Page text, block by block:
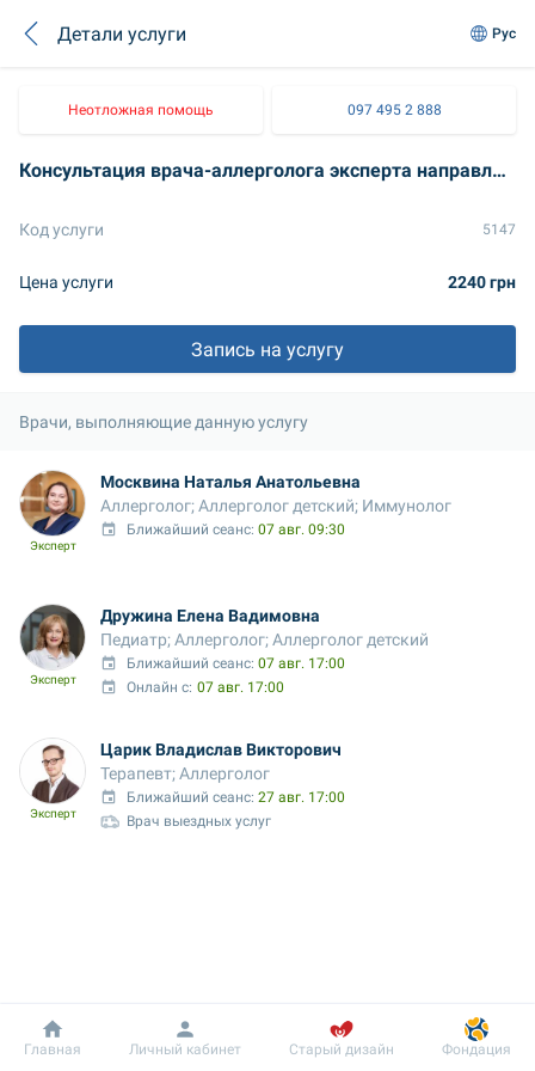
Детали услуги Рус
Неотложная помощь 097 495 2 888
Консультация врача-аллерголога эксперта направления в клинике
Код услуги 5147
Цена услуги 2240 грн
Запись на услугу
Врачи, выполняющие данную услугу
Эксперт
Москвина Наталья Анатольевна
Аллерголог; Аллерголог детский; Иммунолог
Ближайший сеанс: 07 авг. 09:30
Эксперт
Дружина Елена Вадимовна
Педиатр; Аллерголог; Аллерголог детский
Ближайший сеанс: 07 авг. 17:00
Онлайн с: 07 авг. 17:00
Эксперт
Царик Владислав Викторович
Терапевт; Аллерголог
Ближайший сеанс: 27 авг. 17:00
Врач выездных услуг
Добробут Информация Пациенту
Главная Личный кабинет Старый дизайн Фондация